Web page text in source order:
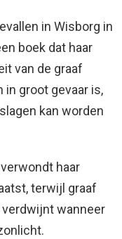
in Wisborg in
boek dat haar
van de graaf
in groot gevaar is,
kan worden
haar
terwijl graaf
wanneer